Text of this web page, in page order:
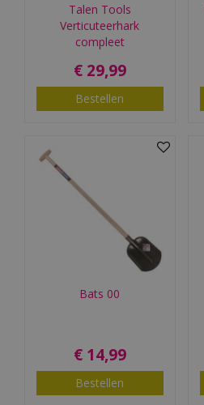
Talen Tools
Verticuteerhark
compleet
€ 29,99
Bestellen
Bats 00
€ 14,99
Bestellen